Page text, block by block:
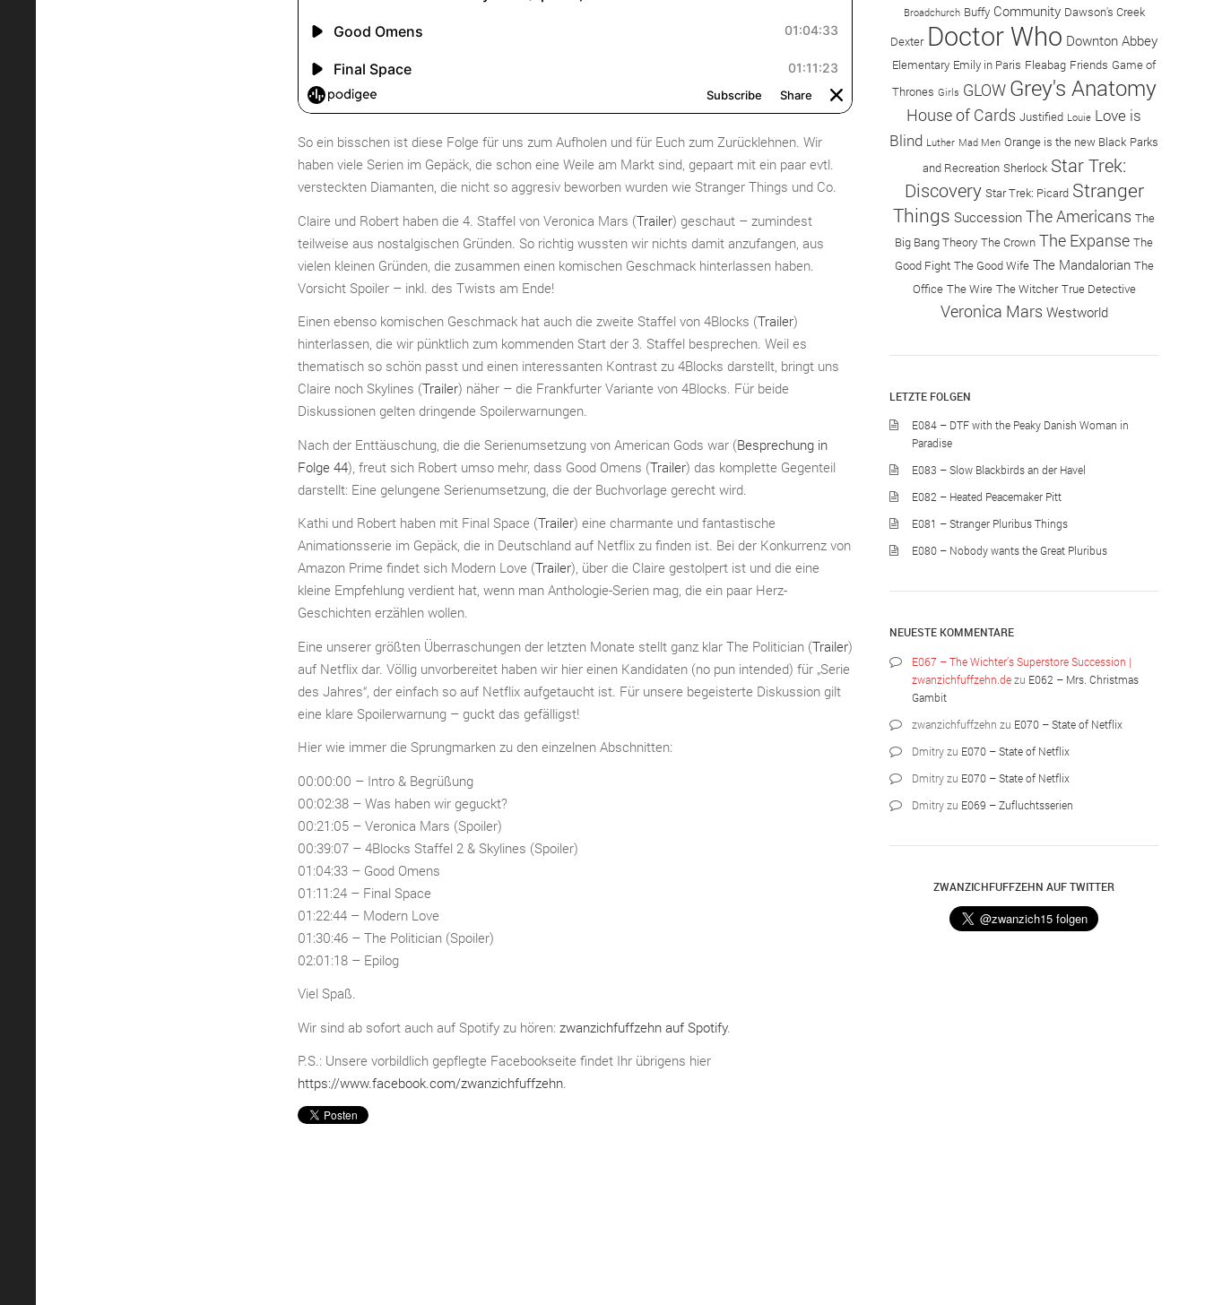
So ein bisschen ist diese Folge für uns zum Aufholen und für Euch zum Zurücklehnen. Wir
haben viele Serien im Gepäck, die schon eine Weile am Markt sind, gepaart mit ein paar evtl.
versteckten Diamanten, die nicht so aggresiv beworben wurden wie Stranger Things und Co.
Claire und Robert haben die 4. Staffel von Veronica Mars (Trailer) geschaut – zumindest
teilweise aus nostalgischen Gründen. So richtig wussten wir nichts damit anzufangen, aus
vielen kleinen Gründen, die zusammen einen komischen Geschmack hinterlassen haben.
Vorsicht Spoiler – inkl. des Twists am Ende!
Einen ebenso komischen Geschmack hat auch die zweite Staffel von 4Blocks (Trailer)
hinterlassen, die wir pünktlich zum kommenden Start der 3. Staffel besprechen. Weil es
thematisch so schön passt und einen interessanten Kontrast zu 4Blocks darstellt, bringt uns
Claire noch Skylines (Trailer) näher – die Frankfurter Variante von 4Blocks. Für beide
Diskussionen gelten dringende Spoilerwarnungen.
Nach der Enttäuschung, die die Serienumsetzung von American Gods war (Besprechung in
Folge 44), freut sich Robert umso mehr, dass Good Omens (Trailer) das komplette Gegenteil
darstellt: Eine gelungene Serienumsetzung, die der Buchvorlage gerecht wird.
Kathi und Robert haben mit Final Space (Trailer) eine charmante und fantastische
Animationsserie im Gepäck, die in Deutschland auf Netflix zu finden ist. Bei der Konkurrenz von
Amazon Prime findet sich Modern Love (Trailer), über die Claire gestolpert ist und die eine
kleine Empfehlung verdient hat, wenn man Anthologie-Serien mag, die ein paar Herz-
Geschichten erzählen wollen.
Eine unserer größten Überraschungen der letzten Monate stellt ganz klar The Politician (Trailer)
auf Netflix dar. Völlig unvorbereitet haben wir hier einen Kandidaten (no pun intended) für „Serie
des Jahres“, der einfach so auf Netflix aufgetaucht ist. Für unsere begeisterte Diskussion gilt
eine klare Spoilerwarnung – guckt das gefälligst!
Hier wie immer die Sprungmarken zu den einzelnen Abschnitten:
00:00:00 – Intro & Begrüßung
00:02:38 – Was haben wir geguckt?
00:21:05 – Veronica Mars (Spoiler)
00:39:07 – 4Blocks Staffel 2 & Skylines (Spoiler)
01:04:33 – Good Omens
01:11:24 – Final Space
01:22:44 – Modern Love
01:30:46 – The Politician (Spoiler)
02:01:18 – Epilog
Viel Spaß.
Wir sind ab sofort auch auf Spotify zu hören: zwanzichfuffzehn auf Spotify.
P.S.: Unsere vorbildlich gepflegte Facebookseite findet Ihr übrigens hier
https://www.facebook.com/zwanzichfuffzehn.
Broadchurch Buffy Community Dawson's Creek
Dexter Doctor Who Downton Abbey
Elementary Emily in Paris Fleabag Friends Game of
Thrones Girls GLOW Grey's Anatomy
House of Cards Justified Louie Love is
Blind Luther Mad Men Orange is the new Black Parks
and Recreation Sherlock Star Trek:
Discovery Star Trek: Picard Stranger
Things Succession The Americans The
Big Bang Theory The Crown The Expanse The
Good Fight The Good Wife The Mandalorian The
Office The Wire The Witcher True Detective
Veronica Mars Westworld
LETZTE FOLGEN
E084 – DTF with the Peaky Danish Woman in
Paradise
E083 – Slow Blackbirds an der Havel
E082 – Heated Peacemaker Pitt
E081 – Stranger Pluribus Things
E080 – Nobody wants the Great Pluribus
NEUESTE KOMMENTARE
E067 – The Wichter’s Superstore Succession |
zwanzichfuffzehn.dezu E062 – Mrs. Christmas
Gambit
zwanzichfuffzehn zu E070 – State of Netflix
Dmitryzu E070 – State of Netflix
Dmitryzu E070 – State of Netflix
Dmitryzu E069 – Zufluchtsserien
ZWANZICHFUFFZEHN AUF TWITTER